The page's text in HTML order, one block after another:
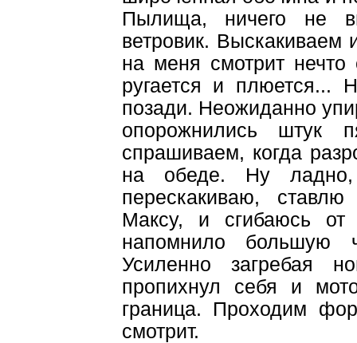
Пылища, ничего не
ветровик. Выскакиваем
на меня смотрит
ругается и плюется...
позади. Неожиданно
опорожнились штук
спрашиваем, когда
на обеде. Ну
перескакиваю,
Максу, и сгибаюсь
напомнило большую
Усиленно загребая
пропихнул себя и
граница. Проходим
смотрит.